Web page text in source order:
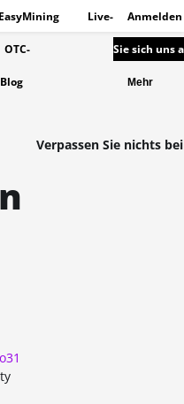
EasyMining Live-
OTC-
Blog
Anmelden
Sie sich uns
Mehr
Verpassen Sie nichts